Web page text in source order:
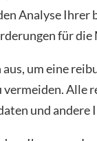
Analyse
für
um eine
und